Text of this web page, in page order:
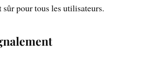
pour tous les utilisateurs.